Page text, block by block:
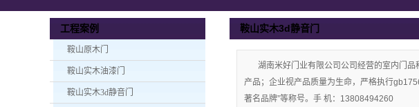
工程案例
鞍山原木门
鞍山实木油漆门
鞍山实木3d静音门
鞍山实木3d静音门
湖南米好门业有限公司公司经营的室内门
产品；企业视产品质量为生命，严格执行
著名品牌”等称号。手 机：13808494260